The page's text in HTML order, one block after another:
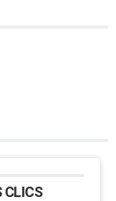
CLICS